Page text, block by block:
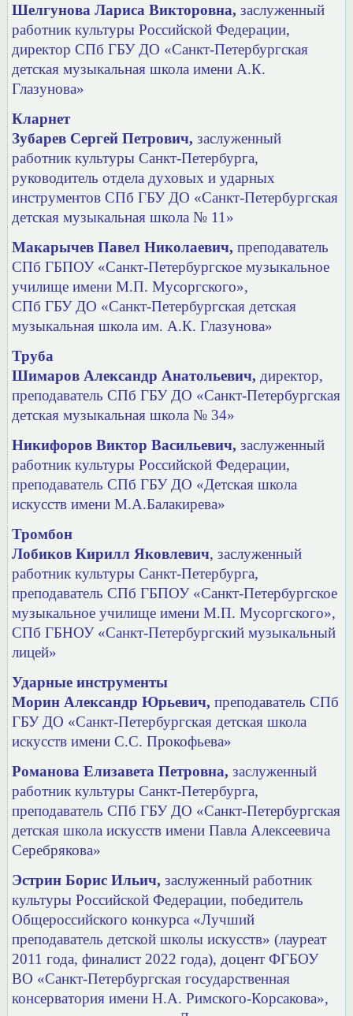
Шелгунова Лариса Викторовна, заслуженный
работник культуры Российской Федерации,
директор СПб ГБУ ДО «Санкт-Петербургская
детская музыкальная школа имени А.К.
Глазунова»
Кларнет
Зубарев Сергей Петрович, заслуженный
работник культуры Санкт-Петербурга,
руководитель отдела духовых и ударных
инструментов СПб ГБУ ДО «Санкт-Петербургская
детская музыкальная школа № 11»
Макарычев Павел Николаевич,преподаватель
СПб ГБПОУ «Санкт-Петербургское музыкальное
училище имени М.П. Мусоргского»,
СПб ГБУ ДО «Санкт-Петербургская детская
музыкальная школаим. А.К. Глазунова»
Труба
Шимаров Александр Анатольевич, директор,
преподаватель СПб ГБУ ДО «Санкт-Петербургская
детская музыкальная школа № 34»
Никифоров Виктор Васильевич, заслуженный
работник культуры Российской Федерации,
преподаватель СПб ГБУ ДО «Детская школа
искусств имени М.А.Балакирева»
Тромбон
Лобиков Кирилл Яковлевич, заслуженный
работник культуры Санкт-Петербурга,
преподаватель СПб ГБПОУ «Санкт-Петербургское
музыкальное училище имени М.П. Мусоргского»,
СПб ГБНОУ «Санкт-Петербургский музыкальный
лицей»
Ударные инструменты
Морин Александр Юрьевич,преподаватель СПб
ГБУ ДО «Санкт-Петербургская детская школа
искусств имени С.С. Прокофьева»
Романова Елизавета Петровна, заслуженный
работник культуры Санкт-Петербурга,
преподаватель СПб ГБУ ДО «Санкт-Петербургская
детская школа искусств имени Павла Алексеевича
Серебрякова»
Эстрин Борис Ильич, заслуженный работник
культуры Российской Федерации, победитель
Общероссийского конкурса «Лучший
преподаватель детской школы искусств» (лауреат
2011 года, финалист 2022 года), доцент ФГБОУ
ВО «Санкт-Петербургская государственная
консерватория имени Н.А. Римского-Корсакова»,